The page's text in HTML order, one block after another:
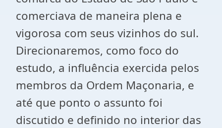
comerciava de maneira plena e
vigorosa com seus vizinhos do sul.
Direcionaremos, como foco do
estudo, a influência exercida pelos
membros da Ordem Maçonaria, e
até que ponto o assunto foi
discutido e definido no interior das